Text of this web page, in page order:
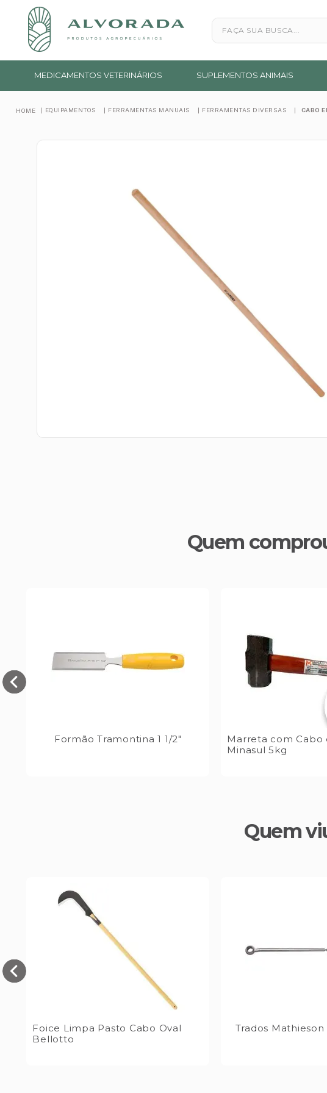
Faça sua busca...
MEDICAMENTOS VETERINÁRIOS SUPLEMENTOS ANIMAIS
EQUIPAMENTOS FERRAMENTAS MANUAIS FERRAMENTAS DIVERSAS CABO
Quem
Formão Tramontina 1 1/2"
Marreta com Cabo
Minasul 5kg
Quem
Foice Limpa Pasto Cabo Oval
Bellotto
Trados Mathieson